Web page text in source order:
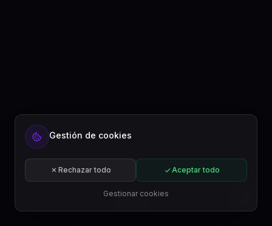
ES
Gestión de cookies
Rechazar todo Aceptar todo
Gestionar cookies